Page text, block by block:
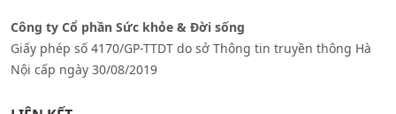
Công ty Cổ phần Sức khỏe & Đời sống
Giấy phép số 4170/GP-TTDT do sở Thông tin truyền thông Hà
Nội cấp ngày 30/08/2019